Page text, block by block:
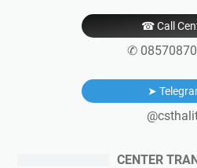
☎ Call
✆
➤
CENTER